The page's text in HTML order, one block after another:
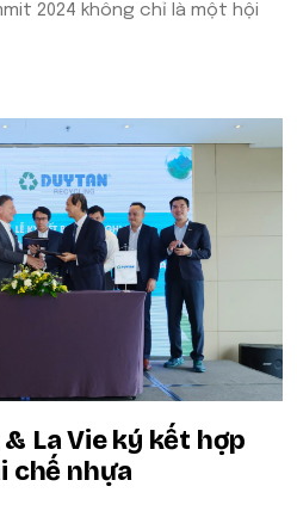
2024 không chỉ là một hội
La Vie ký kết hợp
chế nhựa